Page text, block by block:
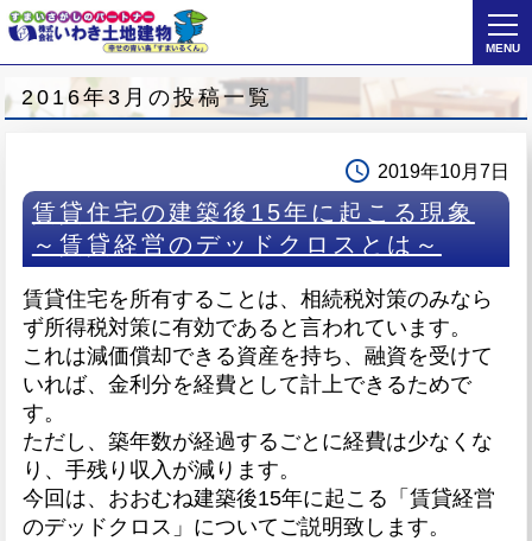
MENU
2016年3月の投稿一覧
access_time 2019年10月7日
賃貸住宅の建築後15年に起こる現象
～賃貸経営のデッドクロスとは～
賃貸住宅を所有することは、相続税対策のみなら
ず所得税対策に有効であると言われてい ます。
これは減価償却できる資産を持ち、融資を受けて
いれば、金利分を経費として計上できるためで
す。
ただし、築年数が経過するごとに経費は少なくな
り、手残り収入が減ります。
今回は、おおむね建築後15年に起こる「賃貸経営
のデッドクロス」についてご説明致します。